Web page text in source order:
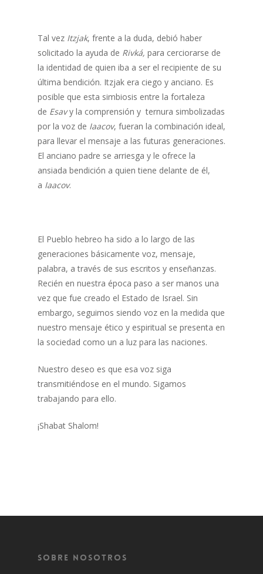
Tal vez Itzjak, frente a la duda, debió haber
solicitado la ayuda de Rivká, para cerciorarse de
la identidad de quien iba a ser el recipiente de su
última bendición. Itzjak era ciego y anciano. Es
posible que esta simbiosis entre la fortaleza
de Esavy la comprensión y ternura simbolizadas
por la voz de Iaacov, fueran la combinación ideal,
para llevar el mensaje a las futuras generaciones.
El anciano padre se arriesga y le ofrece la
ansiada bendición a quien tiene delante de él,
a Iaacov.
El Pueblo hebreo ha sido a lo largo de las
generaciones básicamente voz, mensaje,
palabra, a través de sus escritos y enseñanzas.
Recién en nuestra época paso a ser manos una
vez que fue creado el Estado de Israel. Sin
embargo, seguimos siendo voz en la medida que
nuestro mensaje ético y espiritual se presenta en
la sociedad como un a luz para las naciones.
Nuestro deseo es que esa voz siga
transmitiéndose en el mundo. Sigamos
trabajando para ello.
¡Shabat Shalom!
Sobre Nosotros